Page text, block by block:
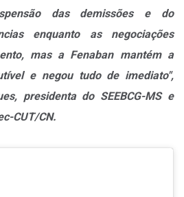
das demissões e do
enquanto as negociações
mas a Fenaban mantém a
e negou tudo de imediato",
presidenta do SEEBCG-MS e
CUT/CN.